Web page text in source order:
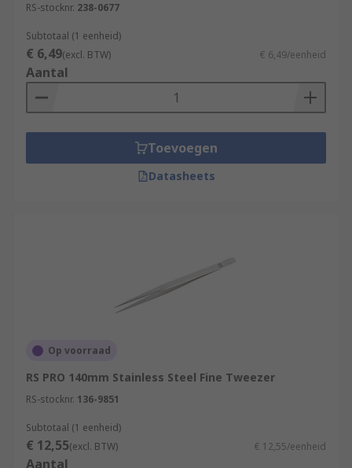
RS-stocknr. 238-0677
Subtotaal (1 eenheid)
€ 6,49(excl. BTW) € 6,49/eenheid
Aantal
Toevoegen
Datasheets
Op voorraad
RS PRO 140mm Stainless Steel Fine Tweezer
RS-stocknr. 136-9851
Subtotaal (1 eenheid)
€ 12,55(excl. BTW) € 12,55/eenheid
Aantal